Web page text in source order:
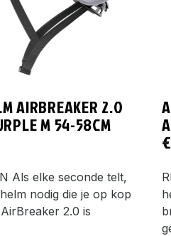
AIRBREAKER 2.0
M 54-58CM
Als elke seconde telt,
nodig die je op kop
2.0 is
€